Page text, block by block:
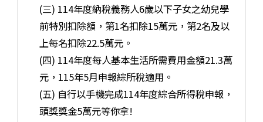
(三) 114年度納稅義務人6歲以下子女之幼兒學
前特別扣除額，第1名扣除15萬元，第2名及以
上每名扣除22.5萬元。
(四) 114年度每人基本生活所需費用金額21.3萬
元，115年5月申報綜所稅適用。
(五) 自行以手機完成114年度綜合所得稅申報，
頭獎獎金5萬元等你拿!